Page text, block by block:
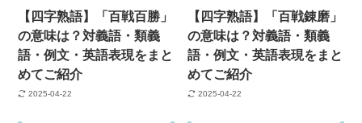
【四字熟語】「百戦百勝」
の意味は？対義語・類義
語・例文・英語表現をまと
めてご紹介
2025-04-22
【四字熟語】「百戦錬磨」
の意味は？対義語・類義
語・例文・英語表現をまと
めてご紹介
2025-04-22